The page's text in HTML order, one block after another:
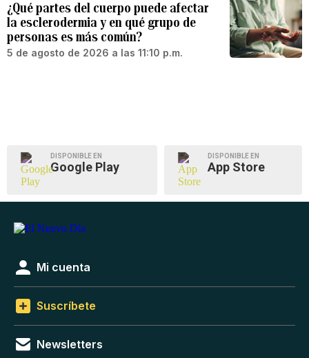
¿Qué partes del cuerpo puede afectar
la esclerodermia y en qué grupo de
personas es más común?
5 de agosto de 2026 a las 11:10 p.m.
DISPONIBLE EN
Google Play
DISPONIBLE EN
App Store
Mi cuenta
Suscríbete
Newsletters